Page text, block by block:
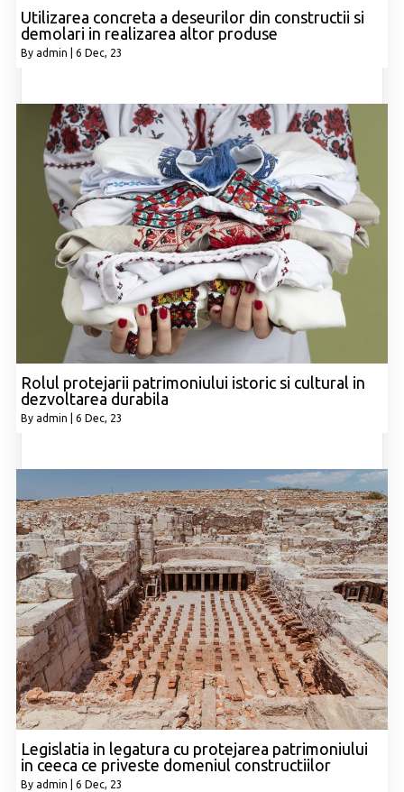
Utilizarea concreta a deseurilor din constructii si
demolari in realizarea altor produse
By admin 6 Dec, 23
Rolul protejarii patrimoniului istoric si cultural in
dezvoltarea durabila
By admin 6 Dec, 23
Legislatia in legatura cu protejarea patrimoniului
in ceeca ce priveste domeniul constructiilor
By admin 6 Dec, 23